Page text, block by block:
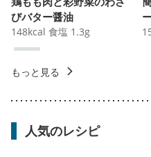
びバター醤油
148kcal 食塩 1.3g
もっと見る
人気のレシピ